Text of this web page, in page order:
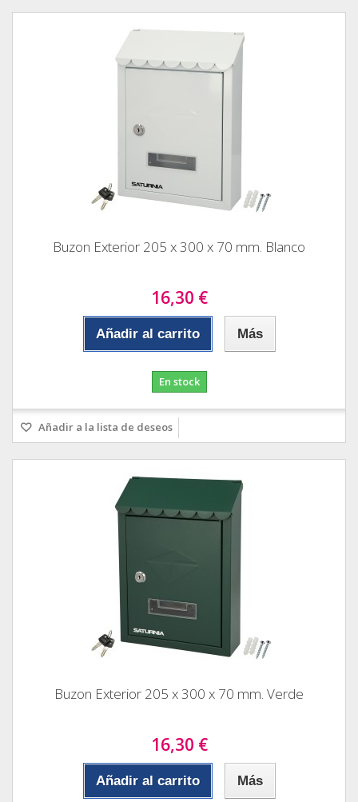
Buzon Exterior 205 x 300 x 70 mm. Blanco
16,30 €
Añadir al carrito Más
En stock
Añadir a la lista de deseos
Buzon Exterior 205 x 300 x 70 mm. Verde
16,30 €
Añadir al carrito Más